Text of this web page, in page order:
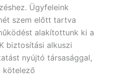
Ügyfeleink
szem előtt tartva
alakítottunk ki a
biztosítási alkuszi
nyújtó társasággal,
kötelező